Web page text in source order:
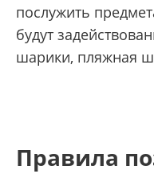
послужить
будут
шарики, пляжная
Правила